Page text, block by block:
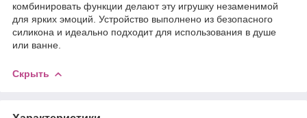
комбинировать функции делают эту игрушку незаменимой
для ярких эмоций. Устройство выполнено из безопасного
силикона и идеально подходит для использования в душе
или ванне.
Скрыть